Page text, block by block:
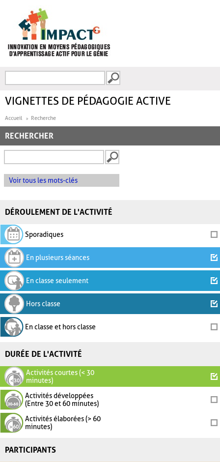
FORMULAIRE DE
VIGNETTES DE PÉDAGOGIE ACTIVE
Accueil Recherche
RECHERCHER
Voir tous les mots-clés
DÉROULEMENT DE L'ACTIVITÉ
Sporadiques
En plusieurs séances
En classe seulement
Hors classe
En classe et hors classe
DURÉE DE L'ACTIVITÉ
Activités courtes (< 30
minutes)
Activités développées
(Entre 30 et 60 minutes)
Activités élaborées (> 60
minutes)
PARTICIPANTS